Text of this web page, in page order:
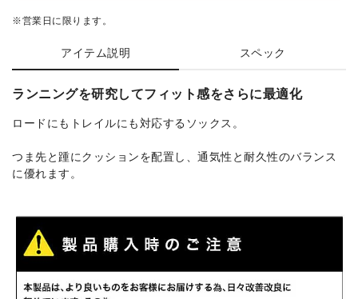
※営業日に限ります。
アイテム説明 スペック
ランニングを研究してフィット感をさらに最適化
ロードにもトレイルにも対応するソックス。
つま先と踵にクッションを配置し、通気性と耐久性のバランス
に優れます。